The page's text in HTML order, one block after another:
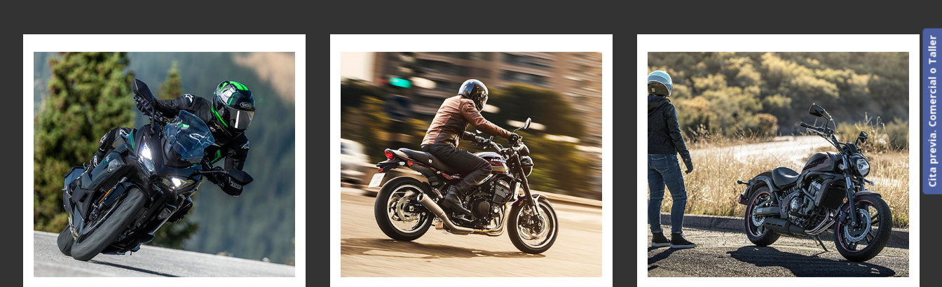
Cita previa. Comercial o Taller